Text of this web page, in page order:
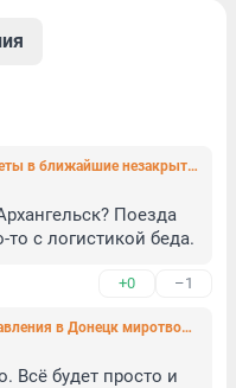
One way ticket? Россияне скупают билеты в ближайшие незакрытые страны
Поезда
то с логистикой беда.
+0 –1
В ОДКБ допустили вероятность направления в Донецк миротворцев
Всё будет просто и